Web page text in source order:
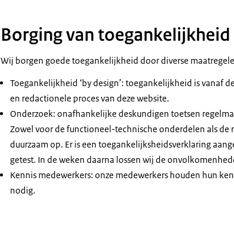
Borging van toegankelijkheid
Wij borgen goede toegankelijkheid door diverse
Toegankelijkheid ‘by design’: toegankelijkheid is vanaf
en redactionele proces van deze website.
Onderzoek: onafhankelijke deskundigen toetsen
Zowel voor de functioneel-technische onderdelen als
duurzaam op. Er is een toegankelijksheidsverklaring
getest. In de weken daarna lossen wij de
Kennis medewerkers: onze medewerkers houden hun
nodig.